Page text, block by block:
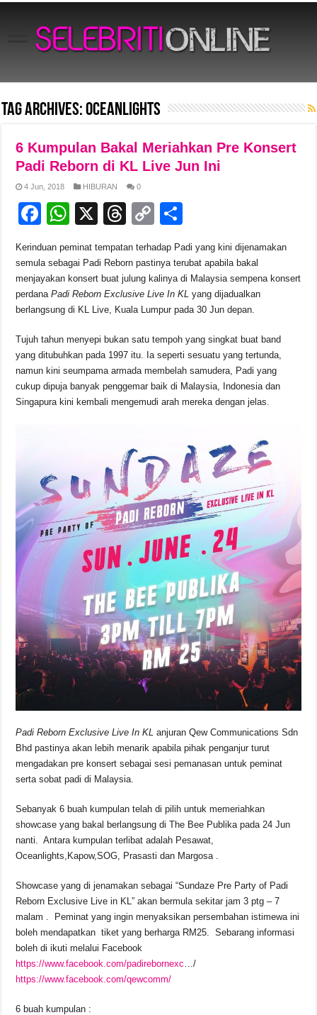
Tag Archives:Oceanlights
6 Kumpulan Bakal Meriahkan Pre Konsert
Padi Reborn di KL Live Jun Ini
4 Jun, 2018 HIBURAN 0
F
c
e
b
o
k
W
at
s
A
p
X
T
e
a
d
C
p
y
Li
k
ar
e
Kerinduan peminat tempatan terhadap Padi yang kini dijenamakan
semula sebagai Padi Reborn pastinya terubat apabila bakal
menjayakan konsert buat julung kalinya di Malaysia sempena konsert
perdanaPadi Reborn Exclusive Live In KL yang dijadualkan
berlangsung di KL Live, Kuala Lumpur pada 30 Jun depan.
Tujuh tahun menyepi bukan satu tempoh yang singkat buat band
yang ditubuhkan pada 1997 itu. Ia seperti sesuatu yang tertunda,
namun kini seumpama armada membelah samudera, Padi yang
cukup dipuja banyak penggemar baik di Malaysia, Indonesia dan
Singapura kini kembali mengemudi arah mereka dengan jelas.
Padi Reborn Exclusive Live In KL anjuran Qew Communications Sdn
Bhd pastinya akan lebih menarik apabila pihak penganjur turut
mengadakan pre konsert sebagai sesi pemanasan untuk peminat
serta sobat padi di Malaysia.
Sebanyak 6 buah kumpulan telah di pilih untuk memeriahkan
showcase yang bakal berlangsung di The Bee Publika pada 24 Jun
nanti. Antara kumpulan terlibat adalah Pesawat,
Oceanlights,Kapow,SOG, Prasasti dan Margosa .
Showcase yang di jenamakan sebagai “Sundaze Pre Party of Padi
Reborn Exclusive Live in KL” akan bermula sekitar jam 3 ptg – 7
malam . Peminat yang ingin menyaksikan persembahan istimewa ini
boleh mendapatkan tiket yang berharga RM25. Sebarang informasi
boleh di ikuti melalui Facebook
https://www.facebook.com/padirebornexc …/
https://www.facebook.com/qewcomm/
6 buah kumpulan :